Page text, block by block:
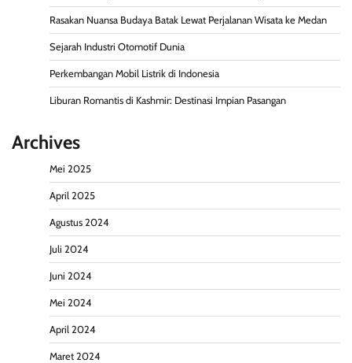
Rasakan Nuansa Budaya Batak Lewat Perjalanan Wisata ke Medan
Sejarah Industri Otomotif Dunia
Perkembangan Mobil Listrik di Indonesia
Liburan Romantis di Kashmir: Destinasi Impian Pasangan
Archives
Mei 2025
April 2025
Agustus 2024
Juli 2024
Juni 2024
Mei 2024
April 2024
Maret 2024